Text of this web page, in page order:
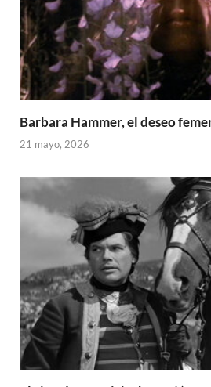
Barbara Hammer, el deseo
21 mayo, 2026